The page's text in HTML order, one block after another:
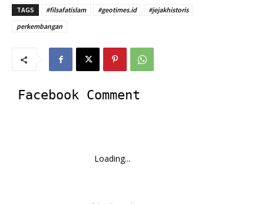
TAGS #filsafatislam #geotimes.id
#jejakhistoris
perkembangan
Facebook Comment
Loading...